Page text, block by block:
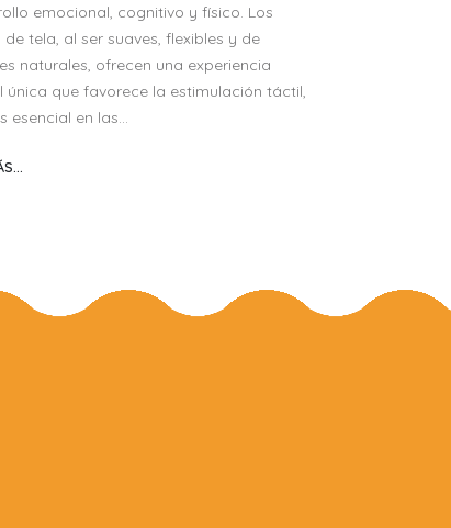
emocional, cognitivo y físico. Los
de tela, al ser suaves, flexibles y de
naturales, ofrecen una experiencia
única que favorece la estimulación táctil,
esencial en las...